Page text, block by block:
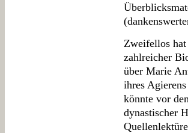
Zweifellos
zahlreicher
über Marie
ihres
könnte vor
dynastischer